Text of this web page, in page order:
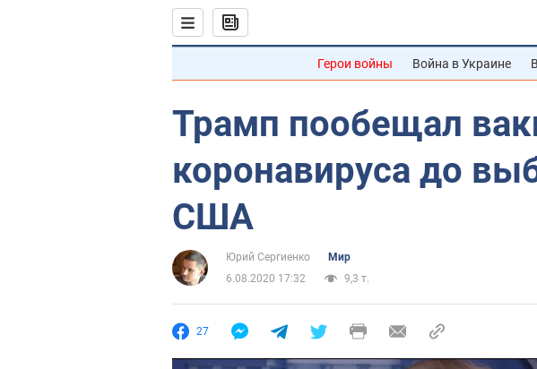
Герои войны Война в Украине
Трамп пообещал
коронавируса до
США
Юрий Сергиенко
Мир
6.08.2020 17:32
9,3 т.
27